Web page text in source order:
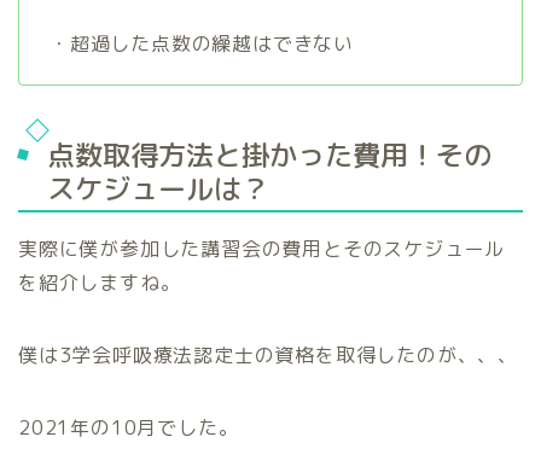
・超過した点数の繰越はできない
点数取得方法と掛かった費用！その
スケジュールは？
実際に僕が参加した講習会の費用とそのスケジュール
を紹介しますね。
僕は3学会呼吸療法認定士の資格を取得したのが、、、
2021年の10月でした。